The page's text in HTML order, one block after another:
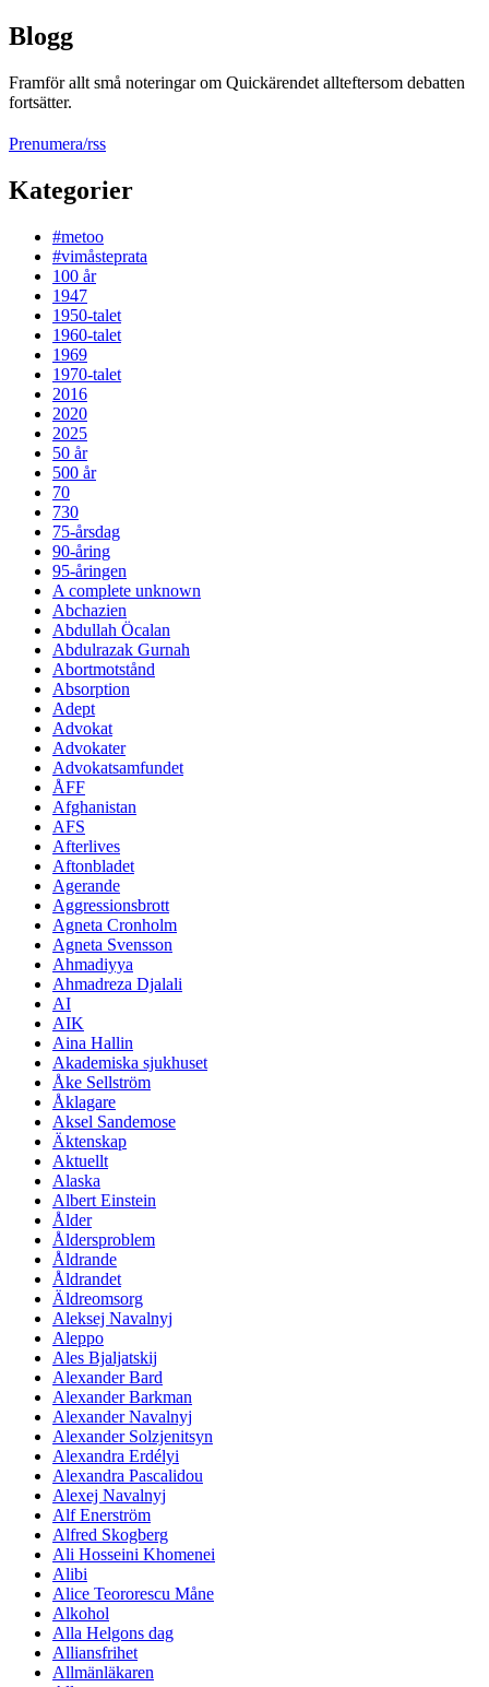
Blogg
Framför allt små noteringar om Quickärendet allteftersom debatten
fortsätter.
Prenumera/rss
Kategorier
#metoo
#vimåsteprata
100 år
1947
1950-talet
1960-talet
1969
1970-talet
2016
2020
2025
50 år
500 år
70
730
75-årsdag
90-åring
95-åringen
A complete unknown
Abchazien
Abdullah Öcalan
Abdulrazak Gurnah
Abortmotstånd
Absorption
Adept
Advokat
Advokater
Advokatsamfundet
ÅFF
Afghanistan
AFS
Afterlives
Aftonbladet
Agerande
Aggressionsbrott
Agneta Cronholm
Agneta Svensson
Ahmadiyya
Ahmadreza Djalali
AI
AIK
Aina Hallin
Akademiska sjukhuset
Åke Sellström
Åklagare
Aksel Sandemose
Äktenskap
Aktuellt
Alaska
Albert Einstein
Ålder
Åldersproblem
Åldrande
Åldrandet
Äldreomsorg
Aleksej Navalnyj
Aleppo
Ales Bjaljatskij
Alexander Bard
Alexander Barkman
Alexander Navalnyj
Alexander Solzjenitsyn
Alexandra Erdélyi
Alexandra Pascalidou
Alexej Navalnyj
Alf Enerström
Alfred Skogberg
Ali Hosseini Khomenei
Alibi
Alice Teororescu Måne
Alkohol
Alla Helgons dag
Alliansfrihet
Allmänläkaren